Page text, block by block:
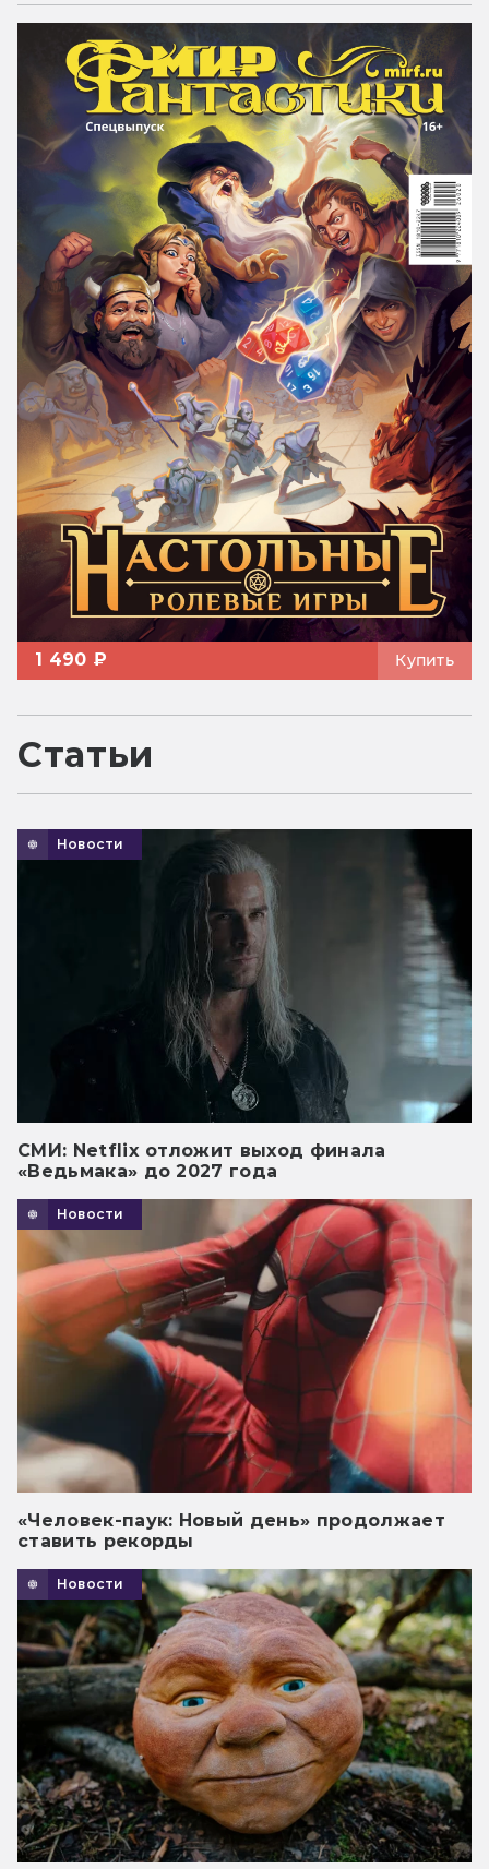
1 490 ₽ Купить
Статьи
Новости
СМИ: Netflix отложит выход финала
«Ведьмака» до 2027 года
Новости
«Человек-паук: Новый день» продолжает
ставить рекорды
Новости